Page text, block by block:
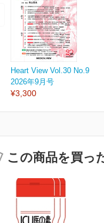
Heart View Vol.30 No.9
2026年9月号
¥3,300
この商品を買っ